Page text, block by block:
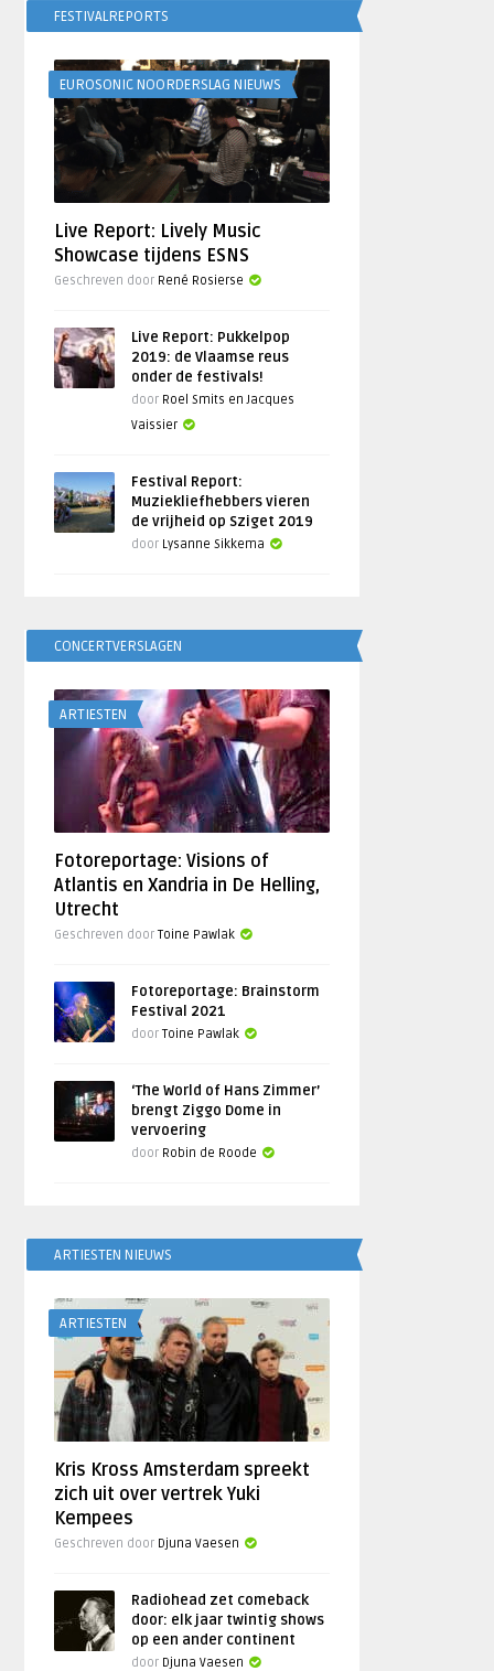
FESTIVALREPORTS
EUROSONIC NOORDERSLAG NIEUWS
Live Report: Lively Music
Showcase tijdens ESNS
Geschreven door René Rosierse
Live Report: Pukkelpop
2019: de Vlaamse reus
onder de festivals!
door Roel Smits en Jacques
Vaissier
Festival Report:
Muziekliefhebbers vieren
de vrijheid op Sziget 2019
door Lysanne Sikkema
CONCERTVERSLAGEN
ARTIESTEN
Fotoreportage: Visions of
Atlantis en Xandria in De Helling,
Utrecht
Geschreven doorToine Pawlak
Fotoreportage: Brainstorm
Festival 2021
doorToine Pawlak
‘The World of Hans Zimmer’
brengt Ziggo Dome in
vervoering
door Robin de Roode
ARTIESTEN NIEUWS
ARTIESTEN
Kris Kross Amsterdam spreekt
zich uit over vertrek Yuki
Kempees
Geschreven door Djuna Vaesen
Radiohead zet comeback
door: elk jaar twintig shows
op een ander continent
door Djuna Vaesen